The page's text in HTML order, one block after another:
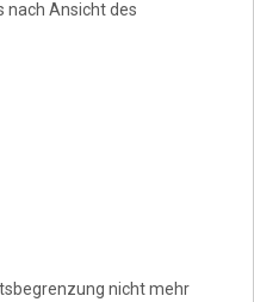
nach Ansicht des
nicht mehr